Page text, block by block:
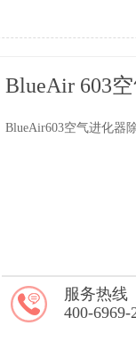
BlueAir603空气进化器
服务热线
400-6969-